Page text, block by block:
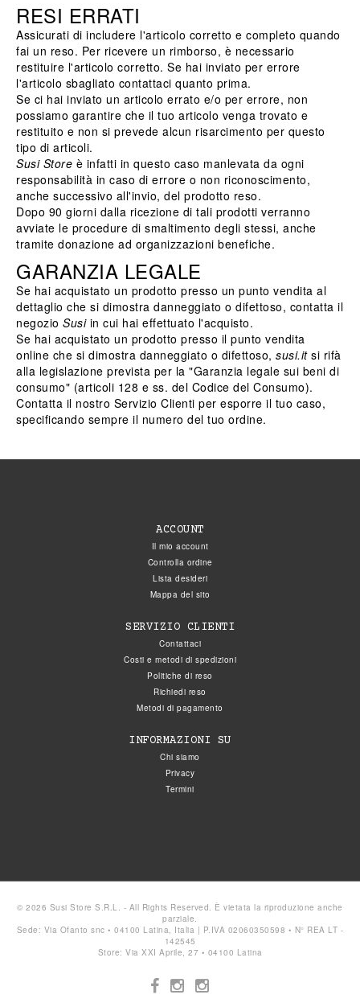
RESI ERRATI
Assicurati di includere l'articolo corretto e completo quando
fai un reso. Per ricevere un rimborso, è necessario
restituire l'articolo corretto. Se hai inviato per errore
l'articolo sbagliato contattaci quanto prima.
Se ci hai inviato un articolo errato e/o per errore, non
possiamo garantire che il tuo articolo venga trovato e
restituito e non si prevede alcun risarcimento per questo
tipo di articoli.
Susi Store è infatti in questo caso manlevata da ogni
responsabilità in caso di errore o non riconoscimento,
anche successivo all'invio, del prodotto reso.
Dopo 90 giorni dalla ricezione di tali prodotti verranno
avviate le procedure di smaltimento degli stessi, anche
tramite donazione ad organizzazioni benefiche.
GARANZIA LEGALE
Se hai acquistato un prodotto presso un punto vendita al
dettaglio che si dimostra danneggiato o difettoso, contatta il
negozio Susiin cui hai effettuato l'acquisto.
Se hai acquistato un prodotto presso il punto vendita
online che si dimostra danneggiato o difettoso, susi.itsi rifà
alla legislazione prevista per la "Garanzia legale sui beni di
consumo" (articoli 128 e ss. del Codice del Consumo).
Contatta il nostro Servizio Clienti per esporre il tuo caso,
specificando sempre il numero del tuo ordine.
ACCOUNT
Il mio account
Controlla ordine
Lista desideri
Mappa del sito
SERVIZIO CLIENTI
Contattaci
Costi e metodi di spedizioni
Politiche di reso
Richiedi reso
Metodi di pagamento
INFORMAZIONI SU
Chi siamo
Privacy
Termini
© 2026 Susi Store S.R.L. - All Rights Reserved. È vietata la riproduzione anche
parziale.
Sede: Via Ofanto snc • 04100 Latina, Italia | P.IVA 02060350598 • N° REA LT -
142545
Store: Via XXI Aprile, 27 • 04100 Latina